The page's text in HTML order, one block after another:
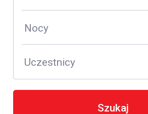
Nocy
Uczestnicy
Szukaj